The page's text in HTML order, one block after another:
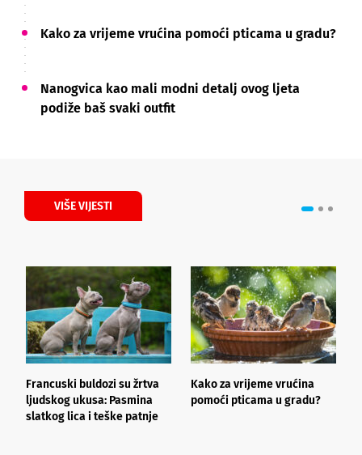
Kako za vrijeme vrućina pomoći pticama u gradu?
Nanogvica kao mali modni detalj ovog ljeta
podiže baš svaki outfit
VIŠE VIJESTI
Francuski buldozi su žrtva
ljudskog ukusa: Pasmina
slatkog lica i teške patnje
Kako za vrijeme vrućina
pomoći pticama u gradu?